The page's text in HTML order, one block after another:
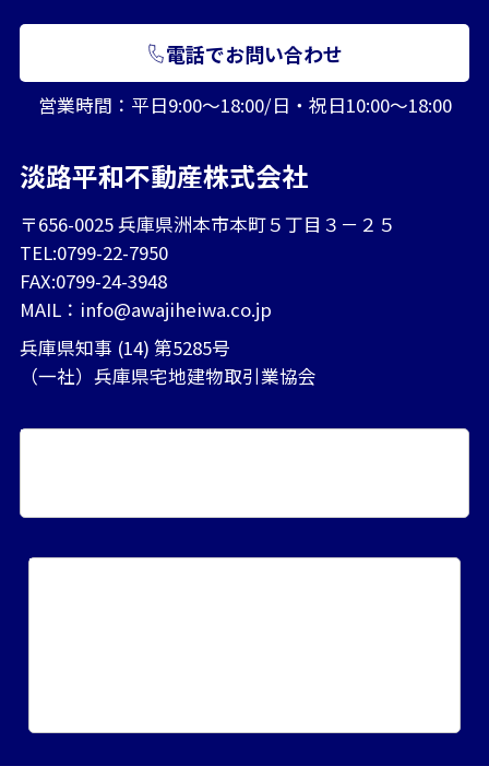
電話でお問い合わせ
営業時間：平日9:00～18:00/日・祝日10:00～18:00
淡路平和不動産株式会社
〒656-0025 兵庫県洲本市本町５丁目３－２５
TEL:0799-22-7950
FAX:0799-24-3948
MAIL： info@awajiheiwa.co.jp
兵庫県知事 (14) 第5285号
（一社）兵庫県宅地建物取引業協会